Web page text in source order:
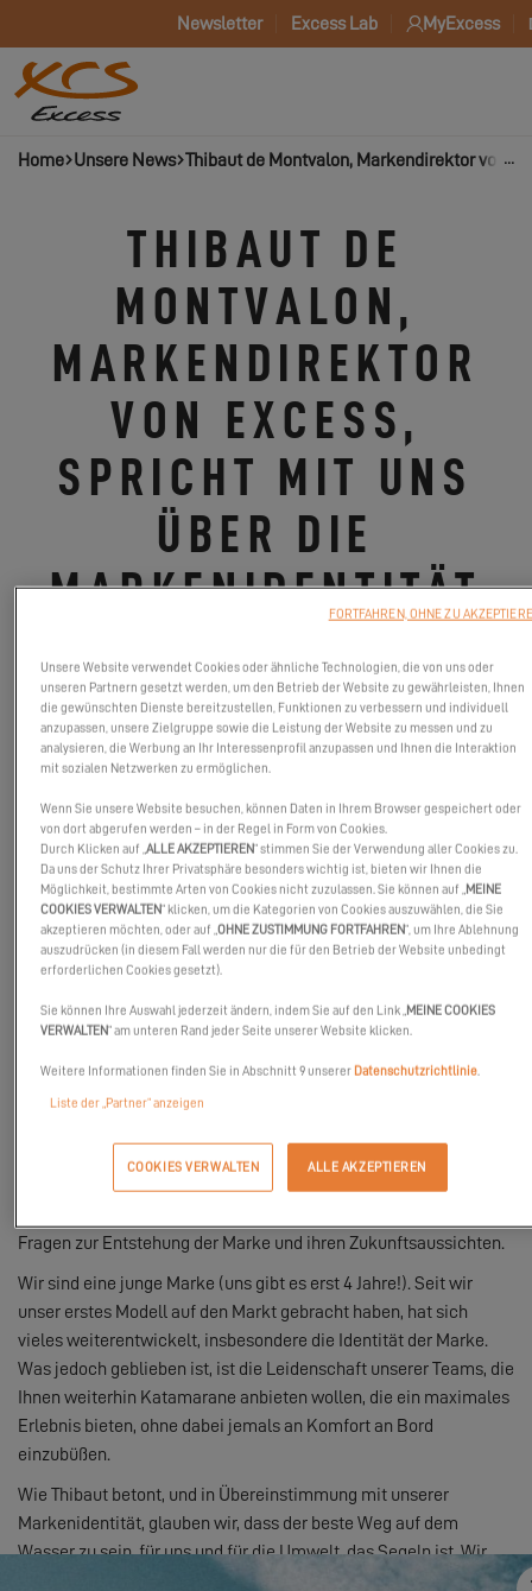
Newsletter Excess Lab MyExcess
Home Unsere News Thibaut de Montvalon, Markendirektor von
THIBAUT DE
MONTVALON,
MARKENDIREKTOR
VON EXCESS,
SPRICHT MIT UNS
ÜBER DIE
MARKENIDENTITÄT
Entdecken Sie in diesem Interview den Ursprung der Marke und
ihre Ambitionen
In diesem Interview mit der Zeitschrift
Fragen zur Entstehung der Marke und ihren Zukunftsaussichten.
Wir sind eine junge Marke (uns gibt es erst 4 Jahre!). Seit wir
unser erstes Modell auf den Markt gebracht haben, hat sich
vieles weiterentwickelt, insbesondere die Identität der Marke.
Was jedoch geblieben ist, ist die Leidenschaft unserer Teams, die
Ihnen weiterhin Katamarane anbieten wollen, die ein maximales
Erlebnis bieten, ohne dabei jemals an Komfort an Bord
einzubüßen.
Wie Thibaut betont, und in Übereinstimmung mit unserer
Markenidentität, glauben wir, dass der beste Weg auf dem
Wasser zu sein, für uns und für die Umwelt, das Segeln ist. Wir
bemühen uns daher, abseits der ausgetretenen Pfade zu arbeiten
Unsere Website verwendet Cookies oder ähnliche Technologien, die von uns oder
unseren Partnern gesetzt werden, um den Betrieb der Website zu gewährleisten, Ihnen
die gewünschten Dienste bereitzustellen, Funktionen zu verbessern und individuell
anzupassen, unsere Zielgruppe sowie die Leistung der Website zu messen und zu
analysieren, die Werbung an Ihr Interessenprofil anzupassen und Ihnen die Interaktion
mit sozialen Netzwerken zu ermöglichen.
Wenn Sie unsere Website besuchen, können Daten in Ihrem Browser gespeichert oder
von dort abgerufen werden – in der Regel in Form von Cookies.
Durch Klicken auf „ALLE AKZEPTIEREN“ stimmen Sie der Verwendung aller Cookies zu.
Da uns der Schutz Ihrer Privatsphäre besonders wichtig ist, bieten wir Ihnen die
Möglichkeit, bestimmte Arten von Cookies nicht zuzulassen. Sie können auf „MEINE
COOKIES VERWALTEN“ klicken, um die Kategorien von Cookies auszuwählen, die Sie
akzeptieren möchten, oder auf „OHNE ZUSTIMMUNG FORTFAHREN“, um Ihre Ablehnung
auszudrücken (in diesem Fall werden nur die für den Betrieb der Website unbedingt
erforderlichen Cookies gesetzt).
Sie können Ihre Auswahl jederzeit ändern, indem Sie auf den Link „MEINE COOKIES
VERWALTEN“ am unteren Rand jeder Seite unserer Website klicken.
Weitere Informationen finden Sie in Abschnitt 9 unserer Datenschutzrichtlinie.
Liste der „Partner“ anzeigen
COOKIES VERWALTEN ALLE AKZEPTIEREN
FORTFAHREN, OHNE ZU